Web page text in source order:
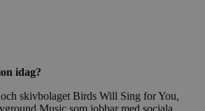
idag?
skivbolaget Birds Will Sing for You,